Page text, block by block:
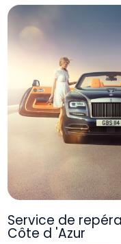
Service de
Côte d 'Azur